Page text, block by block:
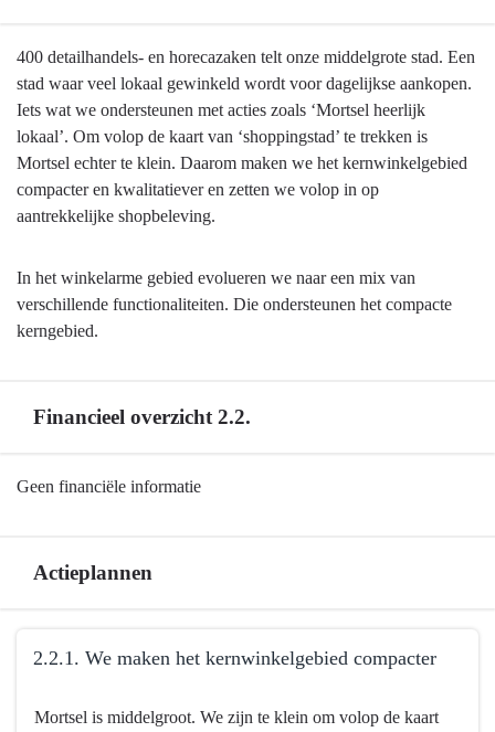
Terug
naar
navigatie
2.2.
Het
winkelcentrum
Mortsel
een
bruist
400 detailhandels- en horecazaken telt onze middelgrote stad. Een
stad waar veel lokaal gewinkeld wordt voor dagelijkse aankopen.
Iets wat we ondersteunen met acties zoals ‘Mortsel heerlijk
lokaal’. Om volop de kaart van ‘shoppingstad’ te trekken is
Mortsel echter te klein. Daarom maken we het kernwinkelgebied
compacter en kwalitatiever en zetten we volop in op
aantrekkelijke shopbeleving.
In het winkelarme gebied evolueren we naar een mix van
verschillende functionaliteiten. Die ondersteunen het compacte
kerngebied.
Financieel overzicht 2.2.
Terug
Geen financiële informatie
Actieplannen
2.2.1. We maken het kernwinkelgebied compacter
naarMortsel is middelgroot. We zijn te klein om volop de kaart